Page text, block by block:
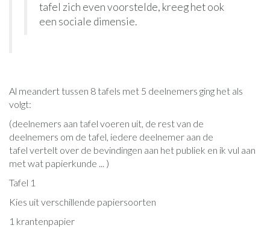
tafel zich even voorstelde, kreeg het ook
een sociale dimensie.
Al meandert tussen 8 tafels met 5 deelnemers ging het als
volgt:
(deelnemers aan tafel voeren uit, de rest van de
deelnemers om de tafel, iedere deelnemer aan de
tafel vertelt over de bevindingen aan het publiek en ik vul aan
met wat papierkunde ... )
Tafel 1
Kies uit verschillende papiersoorten
1 krantenpapier